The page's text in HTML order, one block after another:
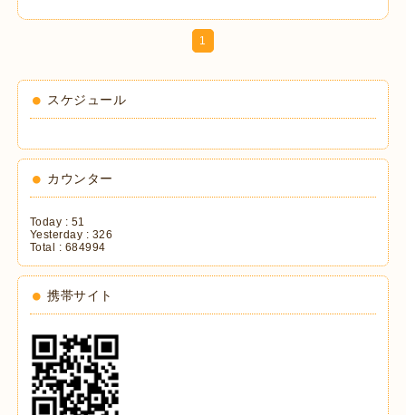
1
スケジュール
カウンター
Today : 51
Yesterday : 326
Total : 684994
携帯サイト